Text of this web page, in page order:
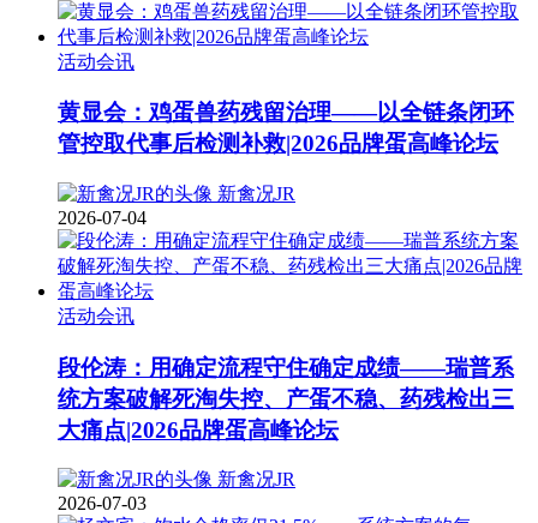
活动会讯
黄显会：鸡蛋兽药残留治理——以全链条闭环
管控取代事后检测补救|2026品牌蛋高峰论坛
新禽况JR
2026-07-04
活动会讯
段伦涛：用确定流程守住确定成绩——瑞普系
统方案破解死淘失控、产蛋不稳、药残检出三
大痛点|2026品牌蛋高峰论坛
新禽况JR
2026-07-03